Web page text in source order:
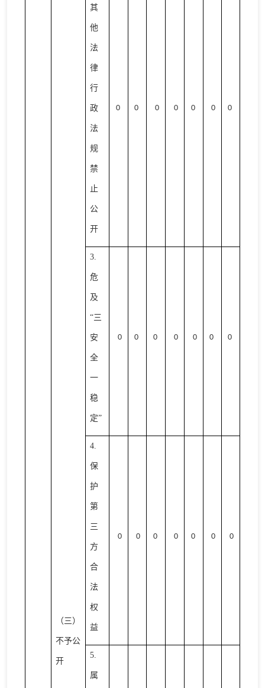
（三）
不予公
开
其
他
法
律
行
政
法
规
禁
止
公
开
0 0 0 0 0 0 0
3.
危
及
“三
安
全
一
稳
定”
0 0 0 0 0 0 0
4.
保
护
第
三
方
合
法
权
益
0 0 0 0 0 0 0
5.
属